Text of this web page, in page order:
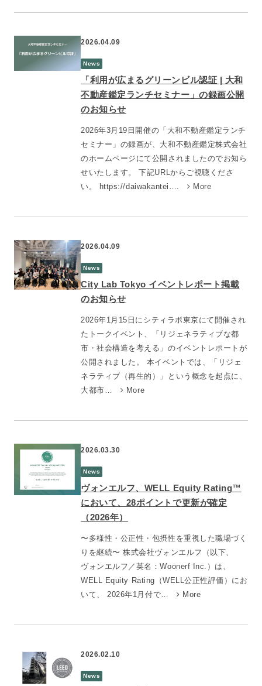
2026.04.09
News
「利用が広まるグリーンビル認証 | 大和
不動産鑑定ランチセミナー」の録画公開
のお知らせ
2026年3月19日開催の「大和不動産鑑定ランチ
セミナー」の録画が、大和不動産鑑定株式会社
のホームページにて公開されましたのでお知ら
せいたします。 下記URLからご視聴くださ
い。 https://daiwakantei….
More
2026.04.09
News
City Lab Tokyo イベントレポート掲載
のお知らせ
2026年1月15日にシティラボ東京にて開催され
たトークイベント、「リジェネラティブな都
市・社会構造を考える」のイベントレポートが
公開されました。 本イベントでは、「リジェ
ネラティブ（再生的）」という概念を起点に、
大都市…
More
2026.03.30
News
ヴォンエルフ、WELL Equity Rating™
において、28ポイントで更新が確定
（2026年）
〜多様性・公正性・包摂性を重視した職場づく
りを継続〜 株式会社ヴォンエルフ（以下、
ヴォンエルフ／英名：Woonerf Inc.）は、
WELL Equity Rating（WELL公正性評価）にお
いて、 2026年1月付で…
More
2026.02.10
News